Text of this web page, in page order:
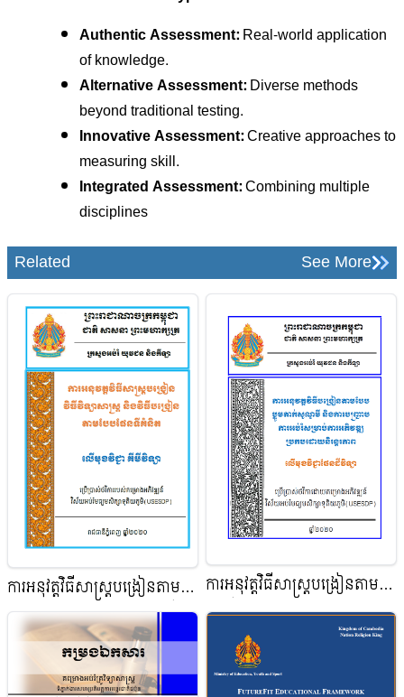
Authentic Assessment:Real-world application
of knowledge.
Alternative Assessment:Diverse methods
beyond traditional testing.
Innovative Assessment:Creative approaches to
measuring skill.
Integrated Assessment:Combining multiple
disciplines
Related See More
ការអនុវត្តវិធីសាស្ត្របង្រៀនតាមវិធី
វិទ្យាសាស្ត្រ និងតាមបែបផែនទី
គំនិត លើមុខវិជ្ជា គីមីវិទ្យា
ការអនុវត្តវិធីសាស្ត្របង្រៀនតាម
ទ្រឹស្ដីប្លូម និងការបញ្ជ្រាបការអប់រំ
ប្រកបដោយនិរន្តរភាព លើមុខវិជ្ជា
ផែនដីវិទ្យា